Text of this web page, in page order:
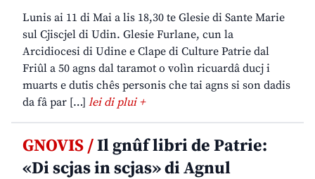
Lunis ai 11 di Mai a lis 18,30 te Glesie di Sante Marie
sul Cjiscjel di Udin. Glesie Furlane, cun la
Arcidiocesi di Udine e Clape di Culture Patrie dal
Friûl a 50 agns dal taramot o volìn ricuardâ ducj i
muarts e dutis chês personis che tai agns si son dadis
da fâ par […] lei di plui +
GNOVIS /Il gnûf libri de Patrie:
«Di scjas in scjas» di Agnul